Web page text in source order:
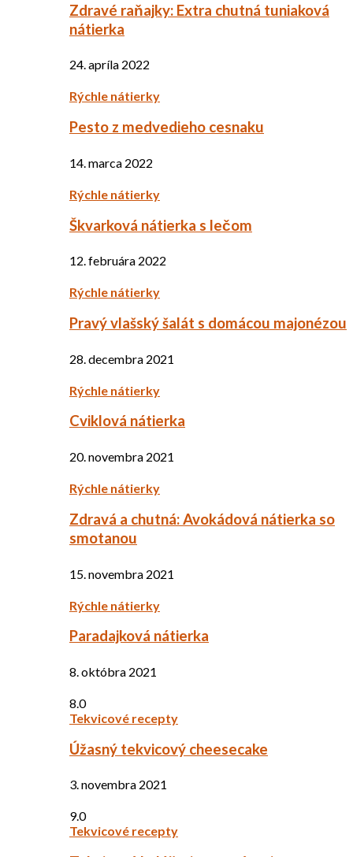
Zdravé raňajky: Extra chutná tuniaková
nátierka
24. apríla 2022
Rýchle nátierky
Pesto z medvedieho cesnaku
14. marca 2022
Rýchle nátierky
Škvarková nátierka s lečom
12. februára 2022
Rýchle nátierky
Pravý vlašský šalát s domácou majonézou
28. decembra 2021
Rýchle nátierky
Cviklová nátierka
20. novembra 2021
Rýchle nátierky
Zdravá a chutná: Avokádová nátierka so
smotanou
15. novembra 2021
Rýchle nátierky
Paradajková nátierka
8. októbra 2021
8.0
Tekvicové recepty
Úžasný tekvicový cheesecake
3. novembra 2021
9.0
Tekvicové recepty